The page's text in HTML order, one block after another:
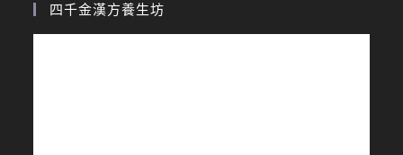
四千金漢方養生坊